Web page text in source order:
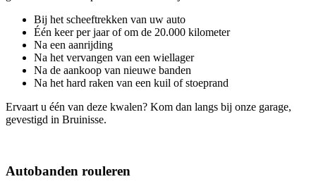
Bij het scheeftrekken van uw auto
Één keer per jaar of om de 20.000 kilometer
Na een aanrijding
Na het vervangen van een wiellager
Na de aankoop van nieuwe banden
Na het hard raken van een kuil of stoeprand
Ervaart u één van deze kwalen? Kom dan langs bij onze garage,
gevestigd in Bruinisse.
Autobanden rouleren